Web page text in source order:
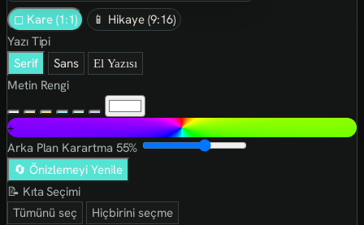
◻ Kare (1:1)
📱 Hikaye (9:16)
Yazı Tipi
Serif
Sans El Yazısı
Metin Rengi
+
Arka Plan Karartma 55%
🔄 Önizlemeyi Yenile
📝 Kıta Seçimi
Tümünü seç
Hiçbirini seçme